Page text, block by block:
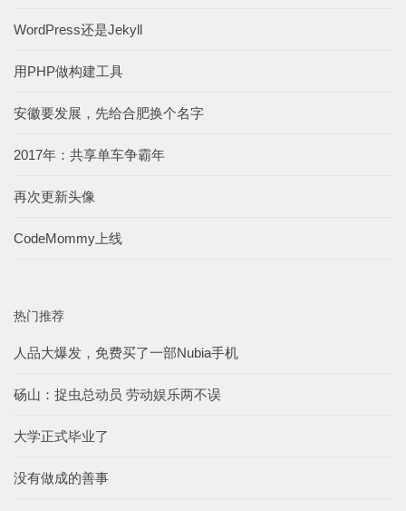
WordPress还是Jekyll
用PHP做构建工具
安徽要发展，先给合肥换个名字
2017年：共享单车争霸年
再次更新头像
CodeMommy上线
热门推荐
人品大爆发，免费买了一部Nubia手机
砀山：捉虫总动员 劳动娱乐两不误
大学正式毕业了
没有做成的善事